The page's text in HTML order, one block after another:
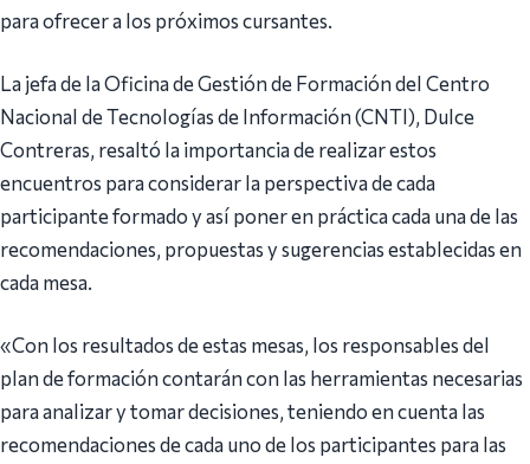
para ofrecer a los próximos cursantes.
La jefa de la Oficina de Gestión de Formación del Centro
Nacional de Tecnologías de Información (CNTI), Dulce
Contreras, resaltó la importancia de realizar estos
encuentros para considerar la perspectiva de cada
participante formado y así poner en práctica cada una de las
recomendaciones, propuestas y sugerencias establecidas en
cada mesa.
«Con los resultados de estas mesas, los responsables del
plan de formación contarán con las herramientas necesarias
para analizar y tomar decisiones, teniendo en cuenta las
recomendaciones de cada uno de los participantes para las